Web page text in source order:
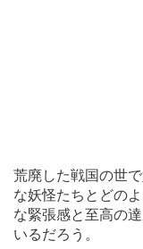
荒廃した戦国の世
な妖怪たちとどの
な緊張感と至高の
いるだろう。